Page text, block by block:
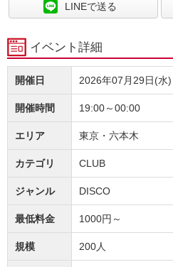
LINEで送る
イベント詳細
開催日 2026年07月29日(水)
開催時間 19:00～00:00
エリア 東京・六本木
カテゴリ CLUB
ジャンル DISCO
最低料金 1000円～
規模 200人